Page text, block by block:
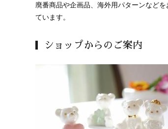
廃番商品や企画品、海外用パターンなど
ています。
ショップからのご案内